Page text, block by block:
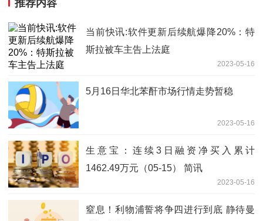
推荐内容
当前快讯:软件更新后续航爆降20%：特
斯拉被车主告上法庭
2023-05-16
5月16日华北苯酐市场行情走势暂稳
2023-05-16
生意宝：连续3日融资净买入累计
1462.49万元（05-15） 简讯
2023-05-16
窒息！利物浦誓将争四进行到底 静待曼